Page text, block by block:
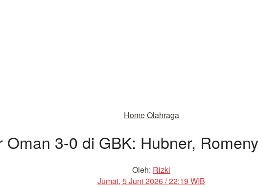
HomeOlahraga
3-0 di GBK: Hubner,
Oleh: Rizki
Jumat, 5 Juni 2026 / 22:19 WIB